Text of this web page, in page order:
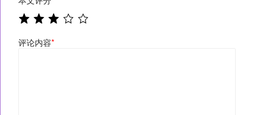
评论内容*